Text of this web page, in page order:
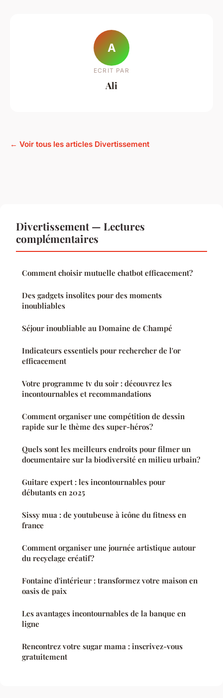
A
ECRIT PAR
Ali
← Voir tous les articles Divertissement
Divertissement — Lectures
complémentaires
Comment choisir mutuelle chatbot efficacement?
Des gadgets insolites pour des moments
inoubliables
Séjour inoubliable au Domaine de Champé
Indicateurs essentiels pour rechercher de l'or
efficacement
Votre programme tv du soir : découvrez les
incontournables et recommandations
Comment organiser une compétition de dessin
rapide sur le thème des super-héros?
Quels sont les meilleurs endroits pour filmer un
documentaire sur la biodiversité en milieu urbain?
Guitare expert : les incontournables pour
débutants en 2025
Sissy mua : de youtubeuse à icône du fitness en
france
Comment organiser une journée artistique autour
du recyclage créatif?
Fontaine d'intérieur : transformez votre maison en
oasis de paix
Les avantages incontournables de la banque en
ligne
Rencontrez votre sugar mama : inscrivez-vous
gratuitement